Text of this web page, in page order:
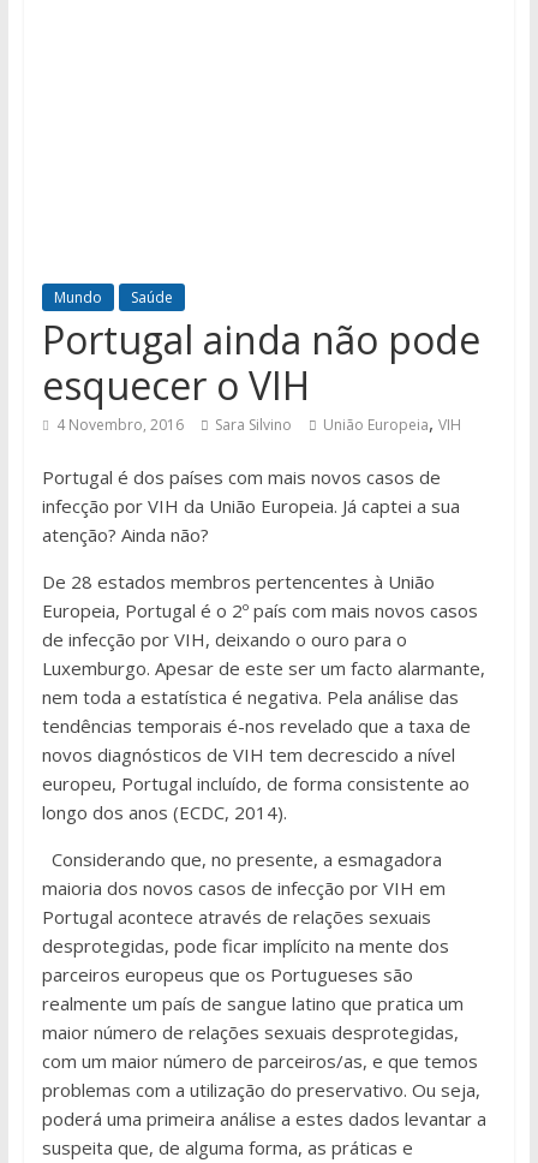
Mundo Saúde
Portugal ainda não pode
esquecer o VIH
4 Novembro, 2016 Sara Silvino União Europeia, VIH
Portugal é dos países com mais novos casos de
infecção por VIH da União Europeia. Já captei a sua
atenção? Ainda não?
De 28 estados membros pertencentes à União
Europeia, Portugal é o 2º país com mais novos casos
de infecção por VIH, deixando o ouro para o
Luxemburgo. Apesar de este ser um facto alarmante,
nem toda a estatística é negativa. Pela análise das
tendências temporais é-nos revelado que a taxa de
novos diagnósticos de VIH tem decrescido a nível
europeu, Portugal incluído, de forma consistente ao
longo dos anos (ECDC, 2014).
Considerando que, no presente, a esmagadora
maioria dos novos casos de infecção por VIH em
Portugal acontece através de relações sexuais
desprotegidas, pode ficar implícito na mente dos
parceiros europeus que os Portugueses são
realmente um país de sangue latino que pratica um
maior número de relações sexuais desprotegidas,
com um maior número de parceiros/as, e que temos
problemas com a utilização do preservativo. Ou seja,
poderá uma primeira análise a estes dados levantar a
suspeita que, de alguma forma, as práticas e